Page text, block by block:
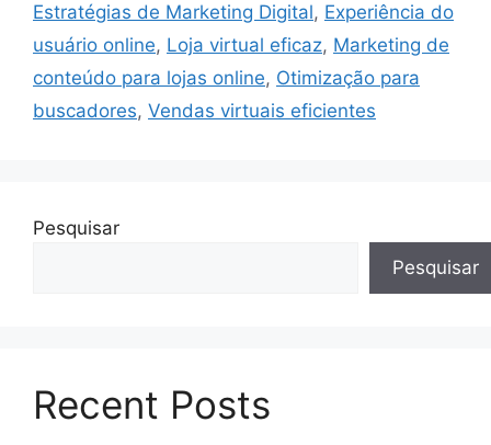
Estratégias de Marketing Digital, Experiência do
usuário online, Loja virtual eficaz, Marketing de
conteúdo para lojas online, Otimização para
buscadores, Vendas virtuais eficientes
Pesquisar
Pesquisar
Recent Posts